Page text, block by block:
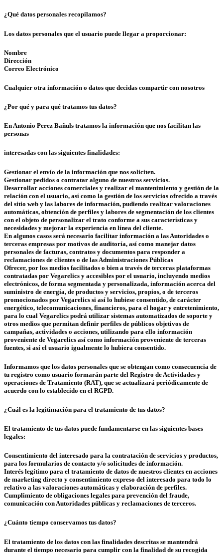
¿Qué datos personales recopilamos?
Los datos personales que el usuario puede llegar a proporcionar:
Nombre
Dirección
Correo Electrónico
Cualquier otra información o datos que decidas compartir con nosotros
¿Por qué y para qué tratamos tus datos?
En Antonio Perez Bañuls tratamos la información que nos facilitan las
personas
interesadas con las siguientes finalidades:
Gestionar el envío de la información que nos soliciten.
Gestionar pedidos o contratar alguno de nuestros servicios.
Desarrollar acciones comerciales y realizar el mantenimiento y gestión de la
relación con el usuario, así como la gestión de los servicios ofrecido a través
del sitio web y las labores de información, pudiendo realizar valoraciones
automáticas, obtención de perfiles y labores de segmentación de los clientes
con el objeto de personalizar el trato conforme a sus características y
necesidades y mejorar la experiencia en línea del cliente.
En algunos casos será necesario facilitar información a las Autoridades o
terceras empresas por motivos de auditoría, así como manejar datos
personales de facturas, contratos y documentos para responder a
reclamaciones de clientes o de las Administraciones Públicas
Ofrecer, por los medios facilitados o bien a través de terceras plataformas
contratadas por Vegarelics y accesibles por el usuario, incluyendo medios
electrónicos, de forma segmentada y personalizada, información acerca del
suministro de energía, de productos y servicios, propios, o de terceros
promocionados por Vegarelics si así lo hubiese consentido, de carácter
energético, telecomunicaciones, financieros, para el hogar y entretenimiento,
para lo cual Vegarelics podrá utilizar sistemas automatizados de soporte y
otros medios que permitan definir perfiles de públicos objetivos de
campañas, actividades o acciones, utilizando para ello información
proveniente de Vegarelics así como información proveniente de terceras
fuentes, si así el usuario igualmente lo hubiera consentido.
Informamos que los datos personales que se obtengan como consecuencia de
tu registro como usuario formarán parte del Registro de Actividades y
operaciones de Tratamiento (RAT), que se actualizará periódicamente de
acuerdo con lo establecido en el RGPD.
¿Cuál es la legitimación para el tratamiento de tus datos?
El tratamiento de tus datos puede fundamentarse en las siguientes bases
legales:
Consentimiento del interesado para la contratación de servicios y productos,
para los formularios de contacto y/o solicitudes de información.
Interés legítimo para el tratamiento de datos de nuestros clientes en acciones
de marketing directo y consentimiento expreso del interesado para todo lo
relativo a las valoraciones automáticas y elaboración de perfiles.
Cumplimiento de obligaciones legales para prevención del fraude,
comunicación con Autoridades públicas y reclamaciones de terceros.
¿Cuánto tiempo conservamos tus datos?
El tratamiento de los datos con las finalidades descritas se mantendrá
durante el tiempo necesario para cumplir con la finalidad de su recogida